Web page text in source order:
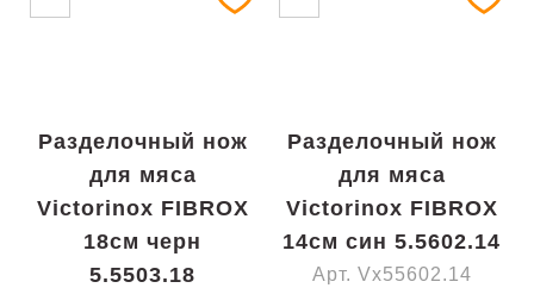
Разделочный нож
для мяса
Victorinox FIBROX
18см черн
5.5503.18
Разделочный нож
для мяса
Victorinox FIBROX
14см син 5.5602.14
Арт. Vx55602.14